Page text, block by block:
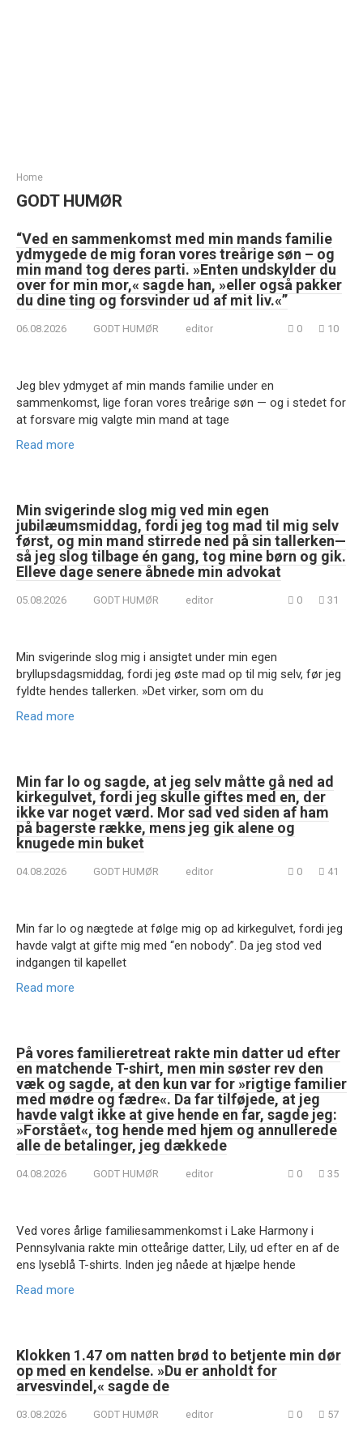
Home
GODT HUMØR
“Ved en sammenkomst med min mands familie
ydmygede de mig foran vores treårige søn – og
min mand tog deres parti. »Enten undskylder du
over for min mor,« sagde han, »eller også pakker
du dine ting og forsvinder ud af mit liv.«”
06.08.2026 GODT HUMØR editor 0 10
Jeg blev ydmyget af min mands familie under en
sammenkomst, lige foran vores treårige søn — og i stedet for
at forsvare mig valgte min mand at tage
Read more
Min svigerinde slog mig ved min egen
jubilæumsmiddag, fordi jeg tog mad til mig selv
først, og min mand stirrede ned på sin tallerken—
så jeg slog tilbage én gang, tog mine børn og gik.
Elleve dage senere åbnede min advokat
05.08.2026 GODT HUMØR editor 0 31
Min svigerinde slog mig i ansigtet under min egen
bryllupsdagsmiddag, fordi jeg øste mad op til mig selv, før jeg
fyldte hendes tallerken. »Det virker, som om du
Read more
Min far lo og sagde, at jeg selv måtte gå ned ad
kirkegulvet, fordi jeg skulle giftes med en, der
ikke var noget værd. Mor sad ved siden af ham
på bagerste række, mens jeg gik alene og
knugede min buket
04.08.2026 GODT HUMØR editor 0 41
Min far lo og nægtede at følge mig op ad kirkegulvet, fordi jeg
havde valgt at gifte mig med “en nobody”. Da jeg stod ved
indgangen til kapellet
Read more
På vores familieretreat rakte min datter ud efter
en matchende T-shirt, men min søster rev den
væk og sagde, at den kun var for »rigtige familier
med mødre og fædre«. Da far tilføjede, at jeg
havde valgt ikke at give hende en far, sagde jeg:
»Forstået«, tog hende med hjem og annullerede
alle de betalinger, jeg dækkede
04.08.2026 GODT HUMØR editor 0 35
Ved vores årlige familiesammenkomst i Lake Harmony i
Pennsylvania rakte min otteårige datter, Lily, ud efter en af de
ens lyseblå T-shirts. Inden jeg nåede at hjælpe hende
Read more
Klokken 1.47 om natten brød to betjente min dør
op med en kendelse. »Du er anholdt for
arvesvindel,« sagde de
03.08.2026 GODT HUMØR editor 0 57